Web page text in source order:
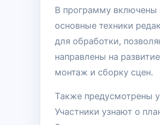
В программу включены
основные техники
для обработки,
направлены на
монтаж и сборку сцен.
Также предусмотрены
Участники узнают о